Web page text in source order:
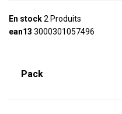
En stock2 Produits
ean13 3000301057496
Pack